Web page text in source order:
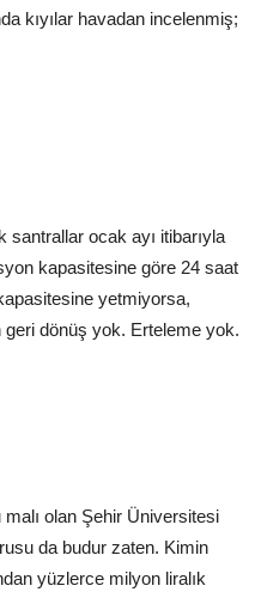
kıyılar havadan incelenmiş;
ocak ayı itibarıyla
kapasitesine göre 24 saat
yetmiyorsa,
dönüş yok. Erteleme yok.
malı olan Şehir Üniversitesi
da budur zaten. Kimin
yüzlerce milyon liralık